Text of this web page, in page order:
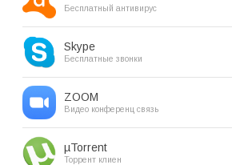
Бесплатный антивирус
Skype
Бесплатные звонки
ZOOM
Видео конференц связь
µTorrent
Торрент клиен